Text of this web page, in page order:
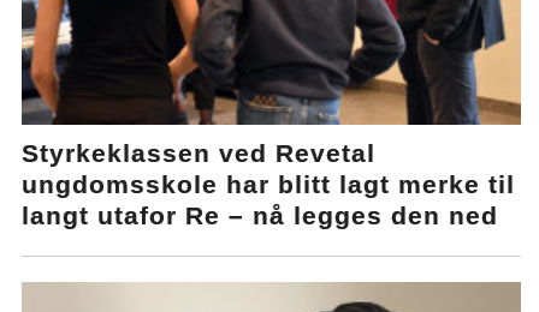
Styrkeklassen ved Revetal
ungdomsskole har blitt lagt merke til
langt utafor Re – nå legges den ned